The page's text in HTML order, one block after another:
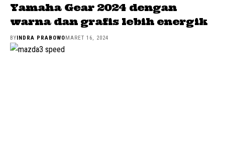
Yamaha Gear 2024 dengan
warna dan grafis lebih energik
BYINDRA PRABOWOMARET 16, 2024